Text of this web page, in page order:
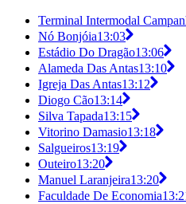
Terminal Intermodal
Nó Bonjóia13:03
Estádio Do Dragão13:06
Alameda Das Antas13:10
Igreja Das Antas13:12
Diogo Cão13:14
Silva Tapada13:15
Vitorino Damasio13:18
Salgueiros13:19
Outeiro13:20
Manuel Laranjeira13:20
Faculdade De Economia